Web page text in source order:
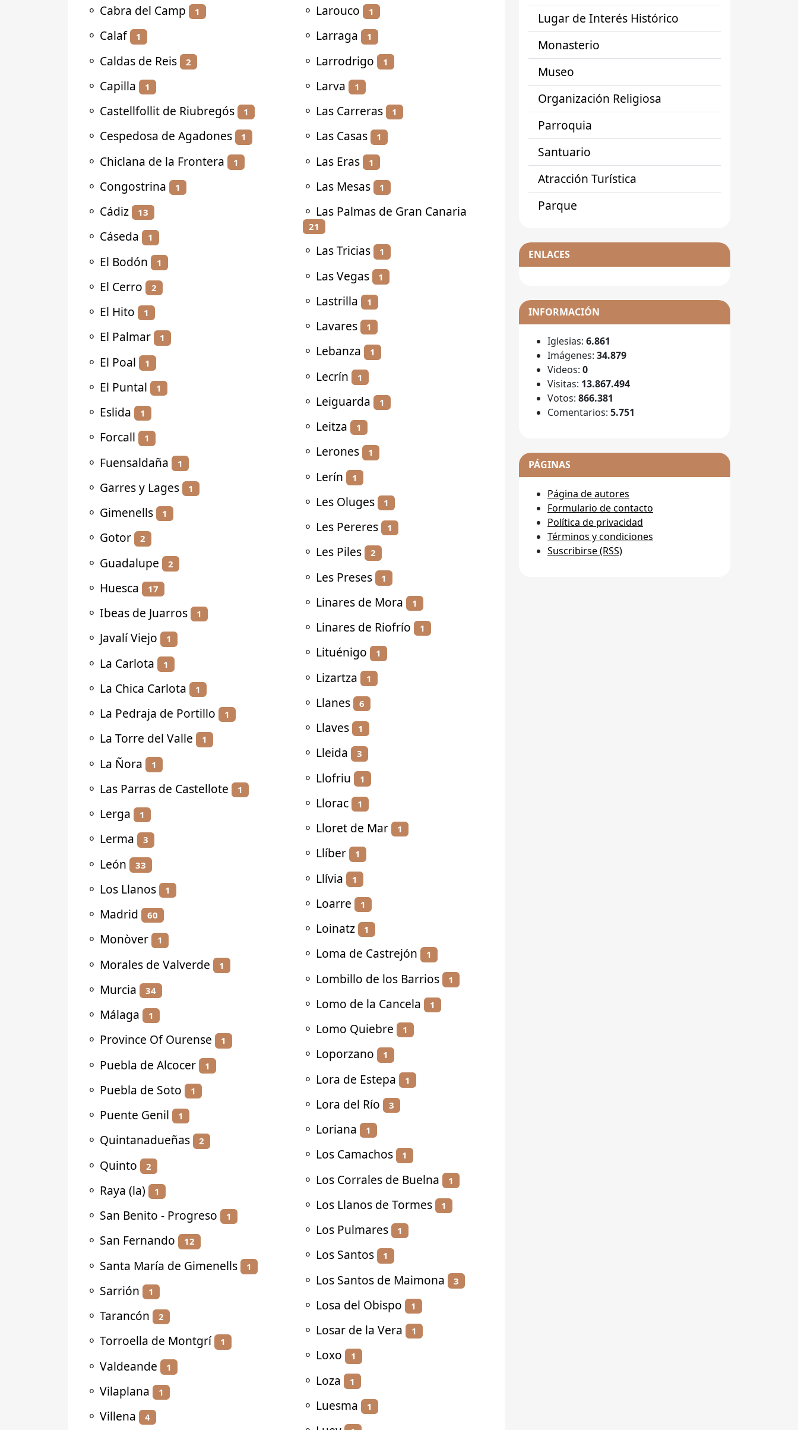
⚬ Cabra del Camp 1
⚬ Calaf 1
⚬ Caldas de Reis 2
⚬ Capilla 1
⚬ Castellfollit de Riubregós 1
⚬ Cespedosa de Agadones 1
⚬ Chiclana de la Frontera 1
⚬ Congostrina 1
⚬ Cádiz 13
⚬ Cáseda 1
⚬ El Bodón 1
⚬ El Cerro 2
⚬ El Hito 1
⚬ El Palmar 1
⚬ El Poal 1
⚬ El Puntal 1
⚬ Eslida 1
⚬ Forcall 1
⚬ Fuensaldaña 1
⚬ Garres y Lages 1
⚬ Gimenells 1
⚬ Gotor 2
⚬ Guadalupe 2
⚬ Huesca 17
⚬ Ibeas de Juarros 1
⚬ Javalí Viejo 1
⚬ La Carlota 1
⚬ La Chica Carlota 1
⚬ La Pedraja de Portillo 1
⚬ La Torre del Valle 1
⚬ La Ñora 1
⚬ Las Parras de Castellote 1
⚬ Lerga 1
⚬ Lerma 3
⚬ León 33
⚬ Los Llanos 1
⚬ Madrid 60
⚬ Monòver 1
⚬ Morales de Valverde 1
⚬ Murcia 34
⚬ Málaga 1
⚬ Province Of Ourense 1
⚬ Puebla de Alcocer 1
⚬ Puebla de Soto 1
⚬ Puente Genil 1
⚬ Quintanadueñas 2
⚬ Quinto 2
⚬ Raya (la) 1
⚬ San Benito - Progreso 1
⚬ San Fernando 12
⚬ Santa María de Gimenells 1
⚬ Sarrión 1
⚬ Tarancón 2
⚬ Torroella de Montgrí 1
⚬ Valdeande 1
⚬ Vilaplana 1
⚬ Villena 4
⚬ Larouco 1
⚬ Larraga 1
⚬ Larrodrigo 1
⚬ Larva 1
⚬ Las Carreras 1
⚬ Las Casas 1
⚬ Las Eras 1
⚬ Las Mesas 1
⚬ Las Palmas de Gran Canaria
21
⚬ Las Tricias 1
⚬ Las Vegas 1
⚬ Lastrilla 1
⚬ Lavares 1
⚬ Lebanza 1
⚬ Lecrín 1
⚬ Leiguarda 1
⚬ Leitza 1
⚬ Lerones 1
⚬ Lerín 1
⚬ Les Oluges 1
⚬ Les Pereres 1
⚬ Les Piles 2
⚬ Les Preses 1
⚬ Linares de Mora 1
⚬ Linares de Riofrío 1
⚬ Lituénigo 1
⚬ Lizartza 1
⚬ Llanes 6
⚬ Llaves 1
⚬ Lleida 3
⚬ Llofriu 1
⚬ Llorac 1
⚬ Lloret de Mar 1
⚬ Llíber 1
⚬ Llívia 1
⚬ Loarre 1
⚬ Loinatz 1
⚬ Loma de Castrejón 1
⚬ Lombillo de los Barrios 1
⚬ Lomo de la Cancela 1
⚬ Lomo Quiebre 1
⚬ Loporzano 1
⚬ Lora de Estepa 1
⚬ Lora del Río 3
⚬ Loriana 1
⚬ Los Camachos 1
⚬ Los Corrales de Buelna 1
⚬ Los Llanos de Tormes 1
⚬ Los Pulmares 1
⚬ Los Santos 1
⚬ Los Santos de Maimona 3
⚬ Losa del Obispo 1
⚬ Losar de la Vera 1
⚬ Loxo 1
⚬ Loza 1
⚬ Luesma 1
Lugar de Interés Histórico
Monasterio
Museo
Organización Religiosa
Parroquia
Santuario
Atracción Turística
Parque
ENLACES
INFORMACIÓN
Iglesias: 6.861
Imágenes: 34.879
Videos: 0
Visitas: 13.867.494
Votos: 866.381
Comentarios: 5.751
PÁGINAS
Página de autores
Formulario de contacto
Política de privacidad
Términos y condiciones
Suscribirse (RSS)